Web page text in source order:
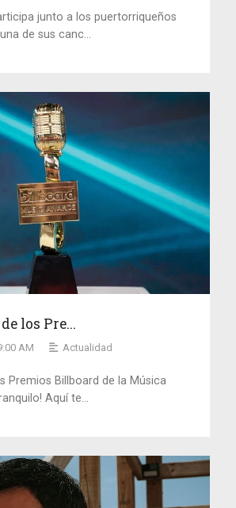
junto a los puertorriqueños
de sus canc...
los Pre...
AM Actualidad
Premios Billboard de la Música
Aquí te...